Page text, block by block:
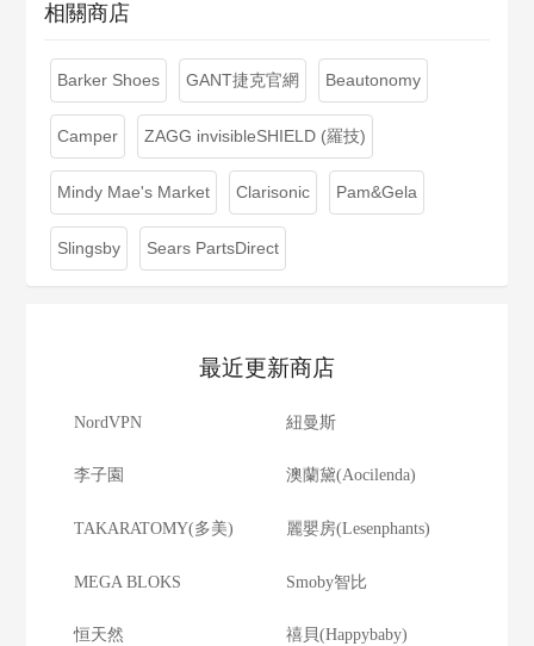
相關商店
Barker Shoes GANT捷克官網 Beautonomy
Camper ZAGG invisibleSHIELD (羅技)
Mindy Mae's Market Clarisonic Pam&Gela
Slingsby Sears PartsDirect
最近更新商店
NordVPN 紐曼斯
李子園 澳蘭黛(Aocilenda)
TAKARATOMY(多美) 麗嬰房(Lesenphants)
MEGA BLOKS Smoby智比
恒天然 禧貝(Happybaby)